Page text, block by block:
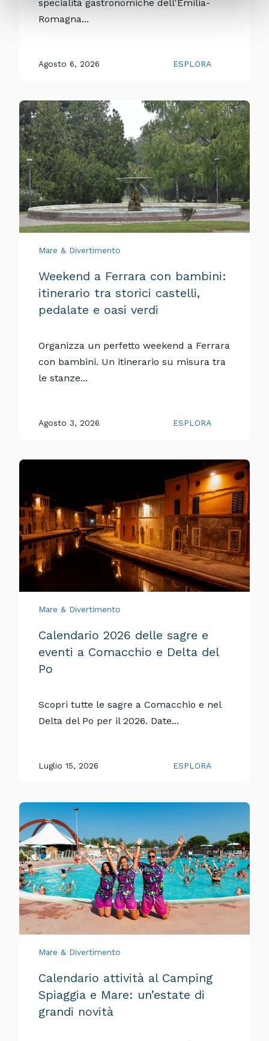
specialità gastronomiche dell'Emilia-
Romagna...
Agosto 6, 2026 ESPLORA
Mare & Divertimento
Weekend a Ferrara con bambini:
itinerario tra storici castelli,
pedalate e oasi verdi
Organizza un perfetto weekend a Ferrara
con bambini. Un itinerario su misura tra
le stanze...
Agosto 3, 2026 ESPLORA
Mare & Divertimento
Calendario 2026 delle sagre e
eventi a Comacchio e Delta del
Po
Scopri tutte le sagre a Comacchio e nel
Delta del Po per il 2026. Date...
Luglio 15, 2026 ESPLORA
Mare & Divertimento
Calendario attività al Camping
Spiaggia e Mare: un’estate di
grandi novità